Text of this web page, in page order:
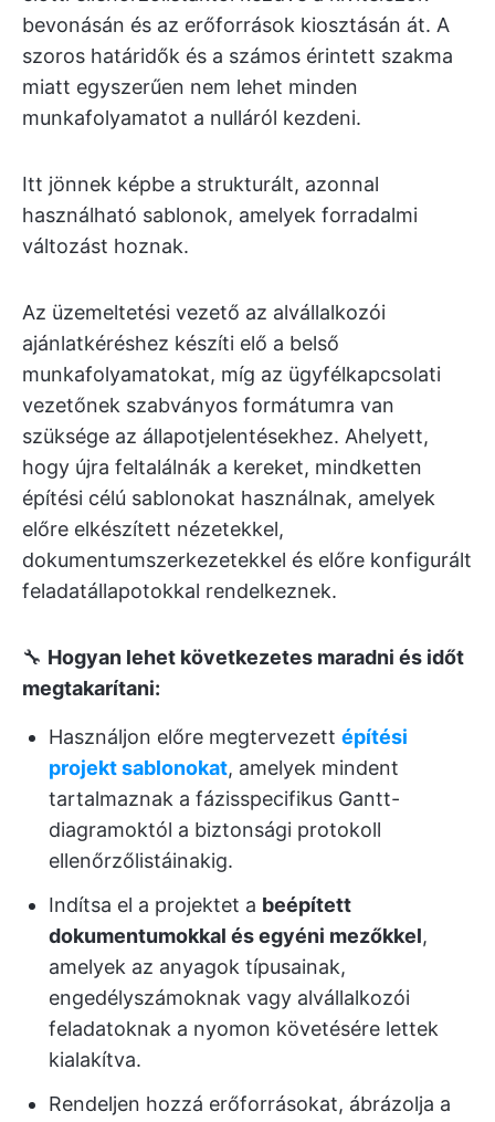
bevonásán és az erőforrások kiosztásán át. A
szoros határidők és a számos érintett szakma
miatt egyszerűen nem lehet minden
munkafolyamatot a nulláról kezdeni.
Itt jönnek képbe a strukturált, azonnal
használható sablonok, amelyek forradalmi
változást hoznak.
Az üzemeltetési vezető az alvállalkozói
ajánlatkéréshez készíti elő a belső
munkafolyamatokat, míg az ügyfélkapcsolati
vezetőnek szabványos formátumra van
szüksége az állapotjelentésekhez. Ahelyett,
hogy újra feltalálnák a kereket, mindketten
építési célú sablonokat használnak, amelyek
előre elkészített nézetekkel,
dokumentumszerkezetekkel és előre konfigurált
feladatállapotokkal rendelkeznek.
🔧 Hogyan lehet következetes maradni és időt
megtakarítani:
Használjon előre megtervezett építési
projekt sablonokat, amelyek mindent
tartalmaznak a fázisspecifikus Gantt-
diagramoktól a biztonsági protokoll
ellenőrzőlistáinakig.
Indítsa el a projektet a beépített
dokumentumokkal és egyéni mezőkkel,
amelyek az anyagok típusainak,
engedélyszámoknak vagy alvállalkozói
feladatoknak a nyomon követésére lettek
kialakítva.
Rendeljen hozzá erőforrásokat, ábrázolja a